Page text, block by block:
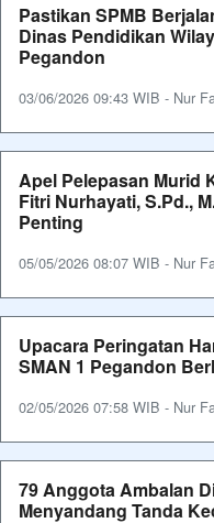
Pastikan SPMB
Dinas Pendidikan
Pegandon
03/06/2026 09:43 WIB - Nur
Apel Pelepasan Murid
Fitri Nurhayati, S.Pd.,
Penting
05/05/2026 08:07 WIB - Nur
Upacara Peringatan
SMAN 1 Pegandon
02/05/2026 07:58 WIB - Nur
79 Anggota Ambalan
Menyandang Tanda